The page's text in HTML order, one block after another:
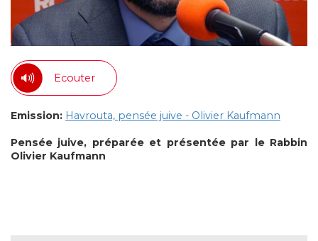
Ecouter
Emission: Havrouta, pensée juive - Olivier Kaufmann
Pensée juive, préparée et présentée par le Rabbin
Olivier Kaufmann